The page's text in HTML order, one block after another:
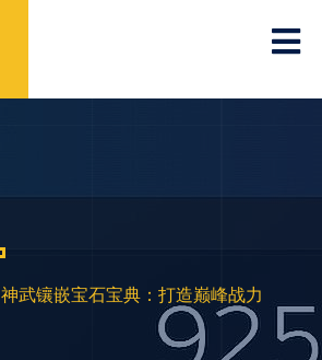
神武镶嵌宝石宝典：打造巅峰战力